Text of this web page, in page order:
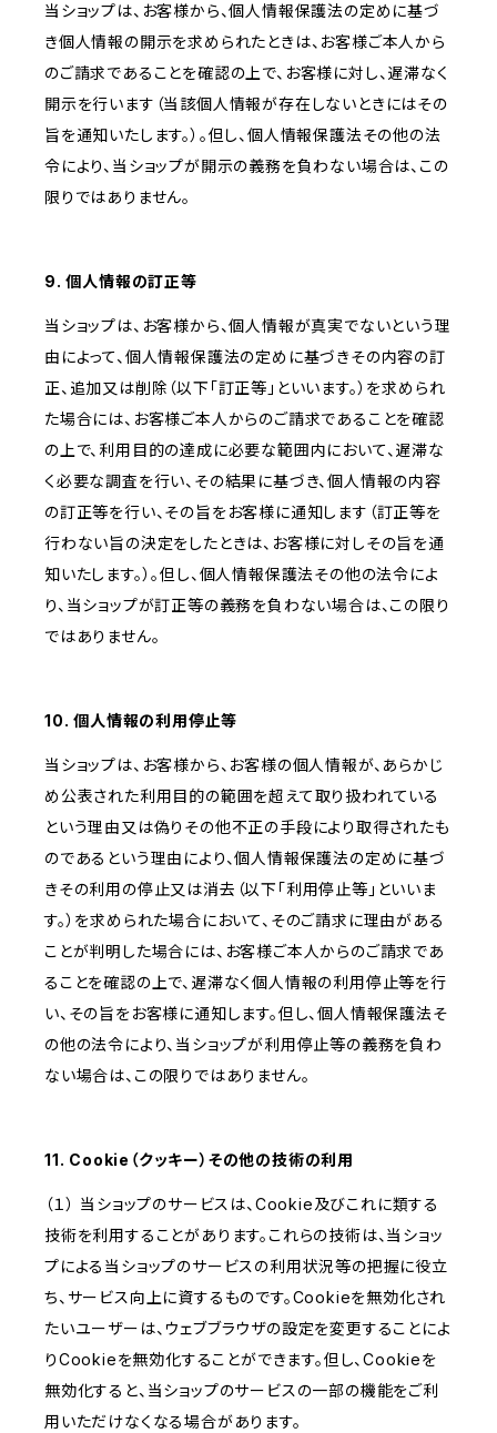
当ショップは、お客様から、個人情報保護法の定めに基づ
き個人情報の開示を求められたときは、お客様ご本人から
のご請求であることを確認の上で、お客様に対し、遅滞なく
開示を行います（当該個人情報が存在しないときにはその
旨を通知いたします。）。但し、個人情報保護法その他の法
令により、当ショップが開示の義務を負わない場合は、この
限りではありません。
9. 個人情報の訂正等
当ショップは、お客様から、個人情報が真実でないという理
由によって、個人情報保護法の定めに基づきその内容の訂
正、追加又は削除（以下「訂正等」といいます。）を求められ
た場合には、お客様ご本人からのご請求であることを確認
の上で、利用目的の達成に必要な範囲内において、遅滞な
く必要な調査を行い、その結果に基づき、個人情報の内容
の訂正等を行い、その旨をお客様に通知します（訂正等を
行わない旨の決定をしたときは、お客様に対しその旨を通
知いたします。）。但し、個人情報保護法その他の法令によ
り、当ショップが訂正等の義務を負わない場合は、この限り
ではありません。
10. 個人情報の利用停止等
当ショップは、お客様から、お客様の個人情報が、あらかじ
め公表された利用目的の範囲を超えて取り扱われている
という理由又は偽りその他不正の手段により取得されたも
のであるという理由により、個人情報保護法の定めに基づ
きその利用の停止又は消去（以下「利用停止等」といいま
す。）を求められた場合において、そのご請求に理由がある
ことが判明した場合には、お客様ご本人からのご請求であ
ることを確認の上で、遅滞なく個人情報の利用停止等を行
い、その旨をお客様に通知します。但し、個人情報保護法そ
の他の法令により、当ショップが利用停止等の義務を負わ
ない場合は、この限りではありません。
11. Cookie（クッキー）その他の技術の利用
（１） 当ショップのサービスは、Cookie及びこれに類する
技術を利用することがあります。これらの技術は、当ショッ
プによる当ショップのサービスの利用状況等の把握に役立
ち、サービス向上に資するものです。Cookieを無効化され
たいユーザーは、ウェブブラウザの設定を変更することによ
りCookieを無効化することができます。但し、Cookieを
無効化すると、当ショップのサービスの一部の機能をご利
用いただけなくなる場合があります。